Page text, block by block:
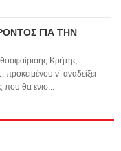
ΓΙΑ ΤΗΝ
Κρήτης
προκειμένου ν’ αναδείξει
που θα ενισ...